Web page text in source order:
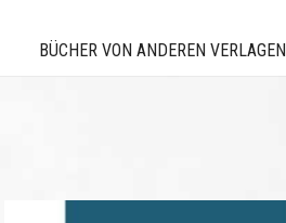
BÜCHER VON ANDEREN VERLAGEN